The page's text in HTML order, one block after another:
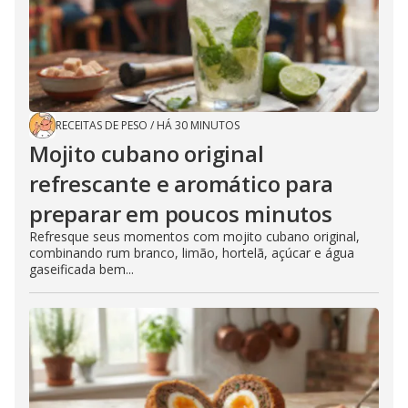
RECEITAS DE PESO / HÁ 30 MINUTOS
Mojito cubano original
refrescante e aromático para
preparar em poucos minutos
Refresque seus momentos com mojito cubano original,
combinando rum branco, limão, hortelã, açúcar e água
gaseificada bem...